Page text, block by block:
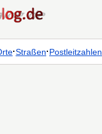
·Straßen·Postleitzahlen